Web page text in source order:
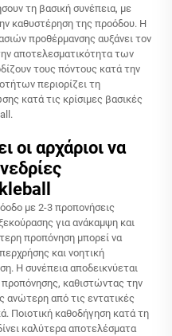
τη βασική συνέπεια, με
καθυστέρηση της προόδου. Η
προθέρμανσης αυξάνει τον
αποτελεσματικότητα των
τους πόντους κατά την
περιορίζει τη
κατά τις κρίσιμες βασικές
οι αρχάριοι να
με 2-3 προπονήσεις
για ανάκαμψη και
προπόνηση μπορεί να
και νοητική
Η συνέπεια αποδεικνύεται
καθιστώντας την
ανώτερη από τις εντατικές
Ποιοτική καθοδήγηση κατά τη
καλύτερα αποτελέσματα